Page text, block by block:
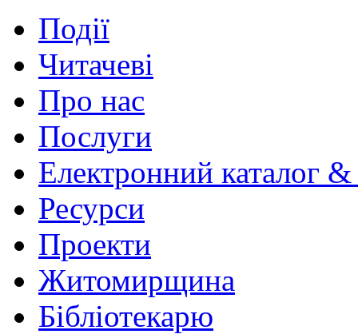
Події
Читачеві
Про нас
Послуги
Електронний каталог
Ресурси
Проекти
Житомирщина
Бібліотекарю